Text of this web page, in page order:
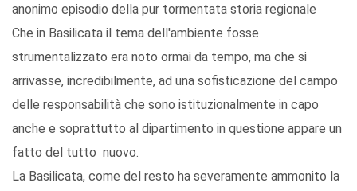
anonimo episodio della pur tormentata storia regionale
Che in Basilicata il tema dell'ambiente fosse
strumentalizzato era noto ormai da tempo, ma che si
arrivasse, incredibilmente, ad una sofisticazione del campo
delle responsabilità che sono istituzionalmente in capo
anche e soprattutto al dipartimento in questione appare un
fatto del tutto nuovo.
La Basilicata, come del resto ha severamente ammonito la